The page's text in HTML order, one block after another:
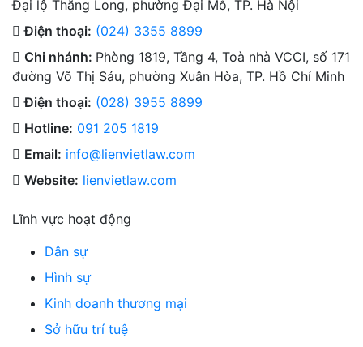
Đại lộ Thăng Long, phường Đại Mỗ, TP. Hà Nội
Điện thoại: (024) 3355 8899
Chi nhánh: Phòng 1819, Tầng 4, Toà nhà VCCI, số 171
đường Võ Thị Sáu, phường Xuân Hòa, TP. Hồ Chí Minh
Điện thoại: (028) 3955 8899
Hotline: 091 205 1819
Email: info@lienvietlaw.com
Website: lienvietlaw.com
Lĩnh vực hoạt động
Dân sự
Hình sự
Kinh doanh thương mại
Sở hữu trí tuệ